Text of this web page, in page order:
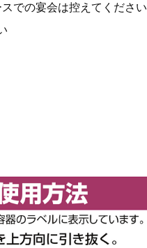
での宴会は控えてください